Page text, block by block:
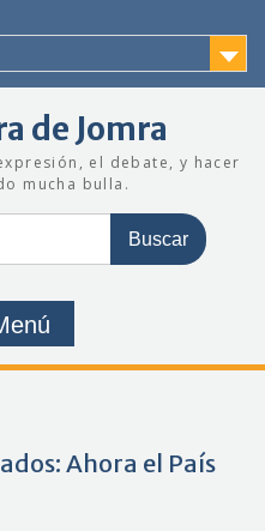
de Jomra
el debate, y hacer
mucha bulla.
Ahora el País